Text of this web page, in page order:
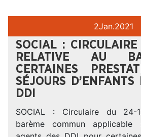
2Jan.2021
SOCIAL :
RELATIVE AU
CERTAINES
SÉJOURS D’ENFANTS
DDI
SOCIAL : Circulaire du 24-
barème commun